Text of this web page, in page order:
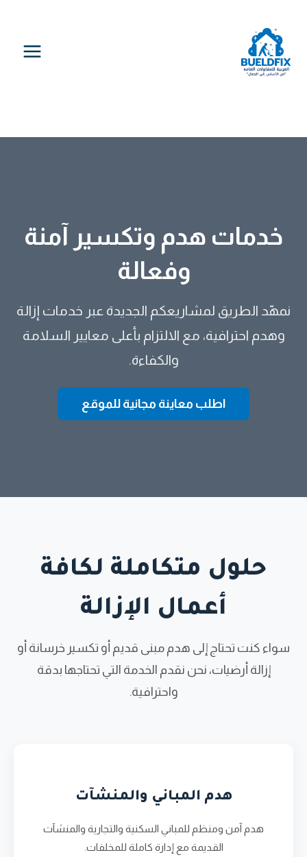
خدمات هدم وتكسير آمنة
وفعالة
نمهّد الطريق لمشاريعكم الجديدة عبر خدمات إزالة
وهدم احترافية، مع الالتزام بأعلى معايير السلامة
والكفاءة.
اطلب معاينة مجانية للموقع
حلول متكاملة لكافة
أعمال الإزالة
سواء كنت تحتاج إلى هدم مبنى قديم أو تكسير خرسانة أو
إزالة أرضيات، نحن نقدم الخدمة التي تحتاجها بدقة
واحترافية.
هدم المباني والمنشآت
هدم آمن ومنظم للمباني السكنية والتجارية والمنشآت
القديمة مع إدارة كاملة للمخلفات.